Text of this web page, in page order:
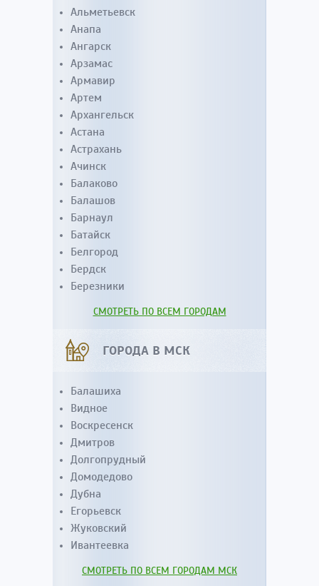
Альметьевск
Анапа
Ангарск
Арзамас
Армавир
Артем
Архангельск
Астана
Астрахань
Ачинск
Балаково
Балашов
Барнаул
Батайск
Белгород
Бердск
Березники
СМОТРЕТЬ ПО ВСЕМ ГОРОДАМ
ГОРОДА В МСК
Балашиха
Видное
Воскресенск
Дмитров
Долгопрудный
Домодедово
Дубна
Егорьевск
Жуковский
Ивантеевка
СМОТРЕТЬ ПО ВСЕМ ГОРОДАМ МСК